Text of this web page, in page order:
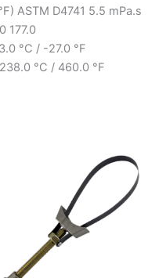
ASTM D4741 5.5 mPa.s
177.0
°C / -27.0 °F
°C / 460.0 °F